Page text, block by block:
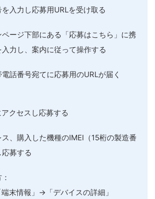
入力し応募用URLを受け取る
ージ下部にある「応募はこちら」に携
力し、案内に従って操作する
話番号宛てに応募用のURLが届く
クセスし応募する
、購入した機種のIMEI（15桁の製造番
募する
末情報」→「デバイスの詳細」